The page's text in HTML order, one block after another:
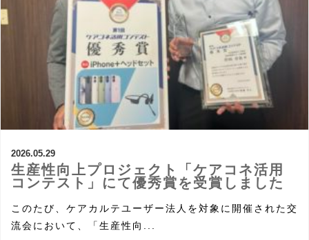
2026.05.29
生産性向上プロジェクト「ケアコネ活用
コンテスト」にて優秀賞を受賞しました
このたび、ケアカルテユーザー法人を対象に開催された交
流会において、「生産性向...